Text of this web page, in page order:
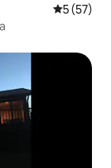
Vidutinis
5 (57)